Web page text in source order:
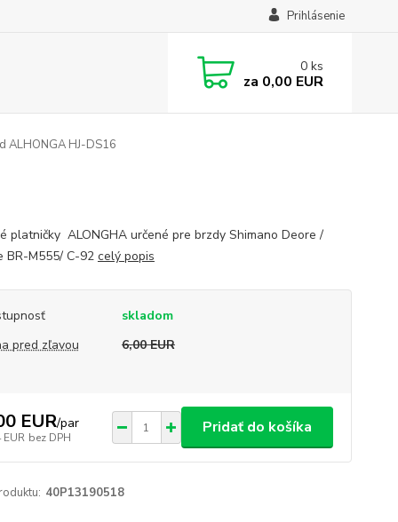
Prihlásenie
0 ks
za 0,00 EUR
ALHONGA HJ-DS16
platničky ALONGHA určené pre brzdy Shimano Deore /
BR-M555/ C-92 celý popis
skladom
pred zľavou
6,00 EUR
EUR/par
EUR bez DPH
Pridať do košíka
40P13190518